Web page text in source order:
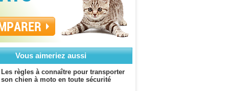
Vous aimeriez aussi
Les règles à connaître pour transporter
son chien à moto en toute sécurité